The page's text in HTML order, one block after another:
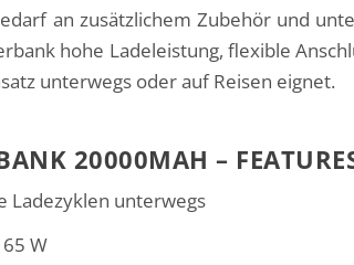
an zusätzlichem Zubehör und
hohe Ladeleistung, flexible
unterwegs oder auf Reisen eignet.
20000MAH –
Ladezyklen unterwegs
W